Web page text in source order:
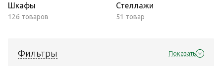
Шкафы
126 товаров
Стеллажи
51 товар
Фильтры Показать